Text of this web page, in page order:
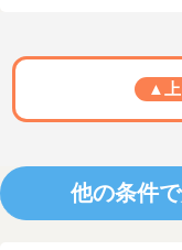
▲上
他の条件